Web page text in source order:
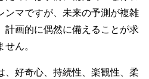
ンマですが、未来の予測が複雑
計画的に偶然に備えることが求
ん。
、好奇心、持続性、楽観性、柔